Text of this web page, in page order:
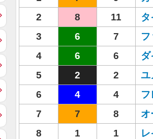
2
8 11
3
6 7
4
6 6
ダ
5
2 2
ユ
6
4 4
7
7 8
オ
8
1 1